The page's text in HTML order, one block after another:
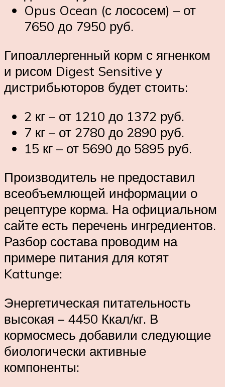
Opus Ocean (с лососем) – от
7650 до 7950 руб.
Гипоаллергенный корм с ягненком
и рисом Digest Sensitive у
дистрибьюторов будет стоить:
2 кг – от 1210 до 1372 руб.
7 кг – от 2780 до 2890 руб.
15 кг – от 5690 до 5895 руб.
Производитель не предоставил
всеобъемлющей информации о
рецептуре корма. На официальном
сайте есть перечень ингредиентов.
Разбор состава проводим на
примере питания для котят
Kattunge:
Энергетическая питательность
высокая – 4450 Ккал/кг. В
кормосмесь добавили следующие
биологически активные
компоненты: